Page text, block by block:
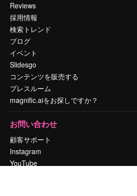
Reviews
採用情報
検索トレンド
ブログ
イベント
Slidesgo
コンテンツを販売する
プレスルーム
magnific.aiをお探しですか？
お問い合わせ
顧客サポート
Instagram
YouTube